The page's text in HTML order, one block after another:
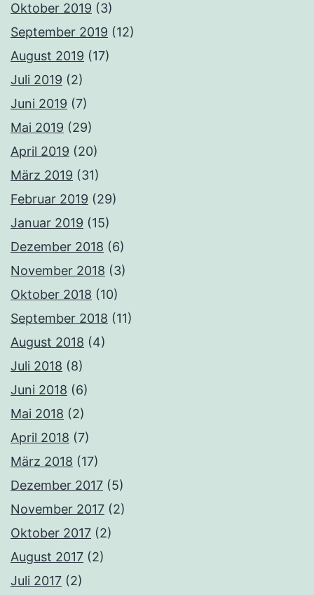
Oktober 2019 (3)
September 2019 (12)
August 2019 (17)
Juli 2019 (2)
Juni 2019 (7)
Mai 2019 (29)
April 2019 (20)
März 2019 (31)
Februar 2019 (29)
Januar 2019 (15)
Dezember 2018 (6)
November 2018 (3)
Oktober 2018 (10)
September 2018 (11)
August 2018 (4)
Juli 2018 (8)
Juni 2018 (6)
Mai 2018 (2)
April 2018 (7)
März 2018 (17)
Dezember 2017 (5)
November 2017 (2)
Oktober 2017 (2)
August 2017 (2)
Juli 2017 (2)